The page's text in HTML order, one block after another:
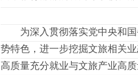
为深入贯彻落实党中央和国
势特色，进一步挖掘文旅相关
高质量充分就业与文旅产业高